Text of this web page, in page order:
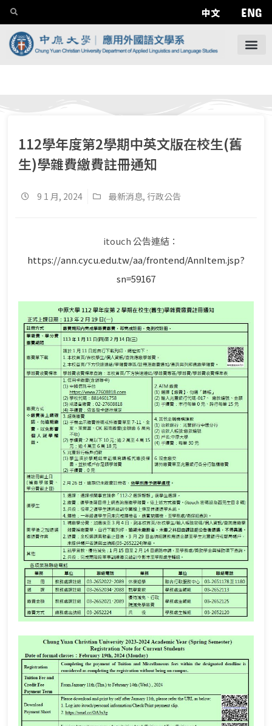
中文 ENG
112學年度第2學期中英文版在校生(舊
生)學雜費繳費註冊通知
9 1 月, 2024 最新消息, 行政公告
itouch 公告連結：
https://ann.cycu.edu.tw/aa/frontend/AnnItem.jsp?
sn=59167